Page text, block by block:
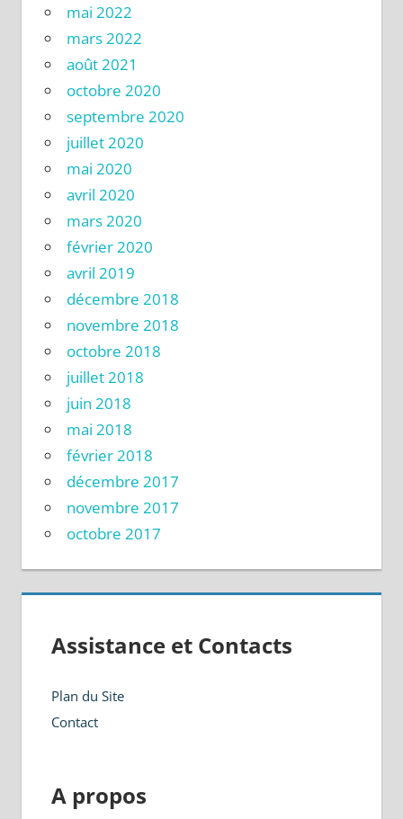
mai 2022
mars 2022
août 2021
octobre 2020
septembre 2020
juillet 2020
mai 2020
avril 2020
mars 2020
février 2020
avril 2019
décembre 2018
novembre 2018
octobre 2018
juillet 2018
juin 2018
mai 2018
février 2018
décembre 2017
novembre 2017
octobre 2017
Assistance et Contacts
Plan du Site
Contact
A propos